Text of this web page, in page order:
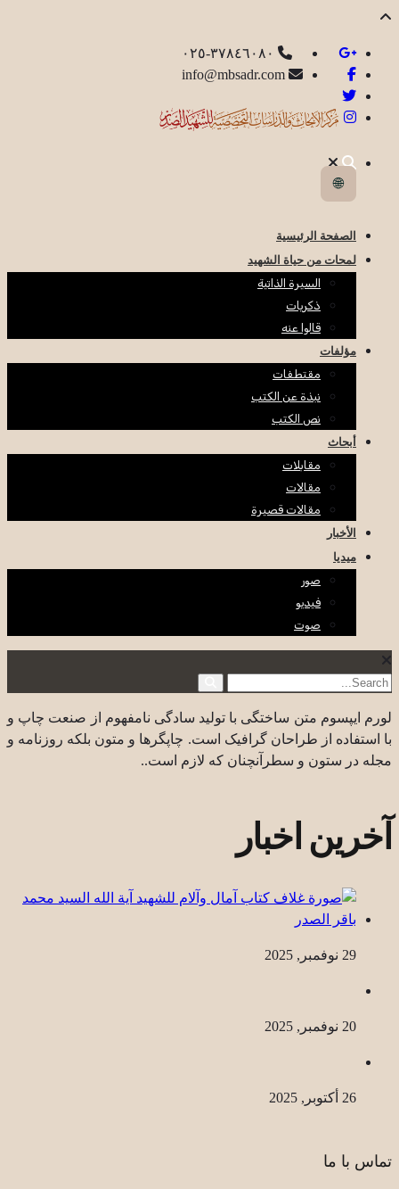
🌐
الصفحة الرئيسية
لمحات من حياة الشهيد
السيرة الذاتية
ذكريات
قالوا عنه
مؤلفات
مقتطفات
نبذة عن الكتب
نص الكتب
أبحاث
مقابلات
مقالات
مقالات قصيرة
الأخبار
ميديا
صور
فيديو
صوت
لورم ایپسوم متن ساختگی با تولید سادگی نامفهوم از صنعت چاپ و
با استفاده از طراحان گرافیک است. چاپگرها و متون بلکه روزنامه و
مجله در ستون و سطرآنچنان که لازم است..
آخرین اخبار
29 نوفمبر, 2025
20 نوفمبر, 2025
26 أكتوبر, 2025
تماس با ما